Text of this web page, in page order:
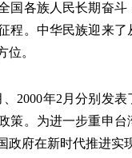
各族人民长期奋斗
程。中华民族迎来
位。
年2月分别发表
策。为进一步重申
政府在新时代推进实